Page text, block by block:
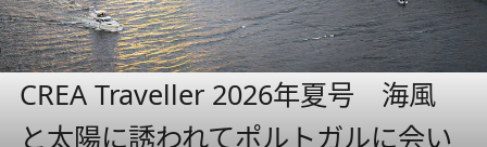
CREA Traveller 2026年夏号 海風
と太陽に誘われてポルトガルに会い